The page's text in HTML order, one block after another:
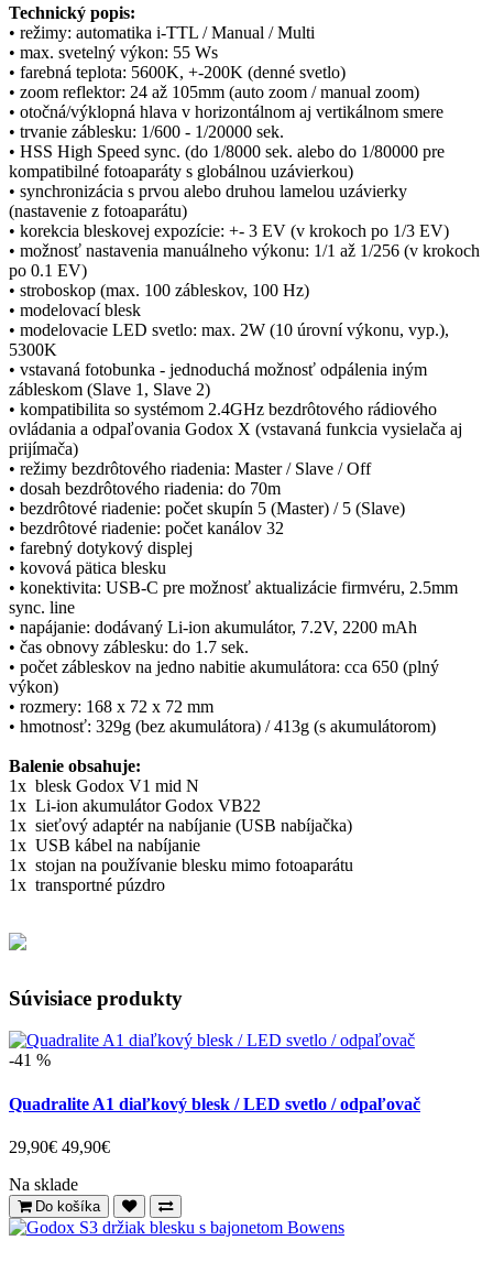
Technický popis:
• režimy: automatika i-TTL / Manual / Multi
• max. svetelný výkon: 55 Ws
• farebná teplota: 5600K, +-200K (denné svetlo)
• zoom reflektor: 24 až 105mm (auto zoom / manual zoom)
• otočná/výklopná hlava v horizontálnom aj vertikálnom smere
• trvanie záblesku: 1/600 - 1/20000 sek.
• HSS High Speed sync. (do 1/8000 sek. alebo do 1/80000 pre
kompatibilné fotoaparáty s globálnou uzávierkou)
• synchronizácia s prvou alebo druhou lamelou uzávierky
(nastavenie z fotoaparátu)
• korekcia bleskovej expozície: +- 3 EV (v krokoch po 1/3 EV)
• možnosť nastavenia manuálneho výkonu: 1/1 až 1/256 (v krokoch
po 0.1 EV)
• stroboskop (max. 100 zábleskov, 100 Hz)
• modelovací blesk
• modelovacie LED svetlo: max. 2W (10 úrovní výkonu, vyp.),
5300K
• vstavaná fotobunka - jednoduchá možnosť odpálenia iným
zábleskom (Slave 1, Slave 2)
• kompatibilita so systémom 2.4GHz bezdrôtového rádiového
ovládania a odpaľovania Godox X (vstavaná funkcia vysielača aj
prijímača)
• režimy bezdrôtového riadenia: Master / Slave / Off
• dosah bezdrôtového riadenia: do 70m
• bezdrôtové riadenie: počet skupín 5 (Master) / 5 (Slave)
• bezdrôtové riadenie: počet kanálov 32
• farebný dotykový displej
• kovová pätica blesku
• konektivita: USB-C pre možnosť aktualizácie firmvéru, 2.5mm
sync. line
• napájanie: dodávaný Li-ion akumulátor, 7.2V, 2200 mAh
• čas obnovy záblesku: do 1.7 sek.
• počet zábleskov na jedno nabitie akumulátora: cca 650 (plný
výkon)
• rozmery: 168 x 72 x 72 mm
• hmotnosť: 329g (bez akumulátora) / 413g (s akumulátorom)
Balenie obsahuje:
1x blesk Godox V1 mid N
1x Li-ion akumulátor Godox VB22
1x sieťový adaptér na nabíjanie (USB nabíjačka)
1x USB kábel na nabíjanie
1x stojan na používanie blesku mimo fotoaparátu
1x transportné púzdro
Súvisiace produkty
-41 %
Quadralite A1 diaľkový blesk / LED svetlo / odpaľovač
29,90€ 49,90€
Na sklade
Do košíka